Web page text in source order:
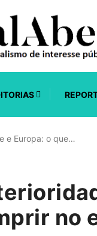
e Europa: o que…
no